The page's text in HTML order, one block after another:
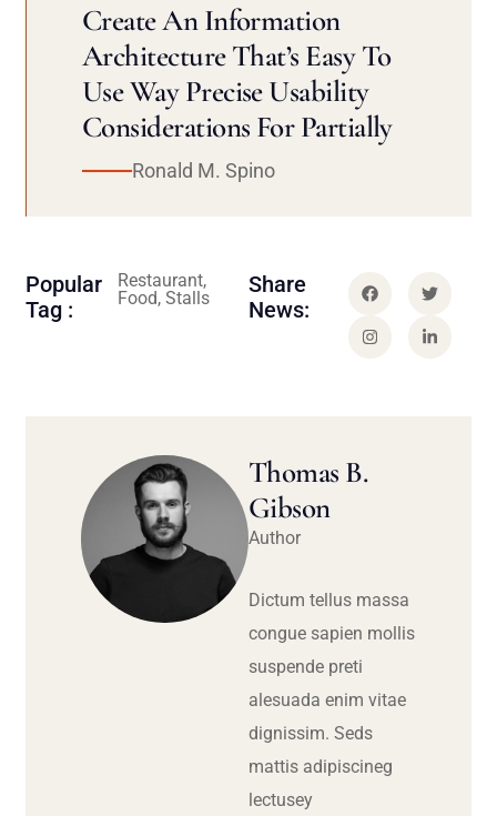
Create An Information
Architecture That’s Easy To
Use Way Precise Usability
Considerations For Partially
Ronald M. Spino
Popular
Tag :
Restaurant,
Food, Stalls
Share
News:
Thomas B.
Gibson
Author
Dictum tellus massa
congue sapien mollis
suspende preti
alesuada enim vitae
dignissim. Seds
mattis adipiscineg
lectusey